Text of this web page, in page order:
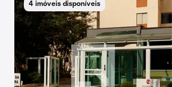
4 imóveis disponíveis